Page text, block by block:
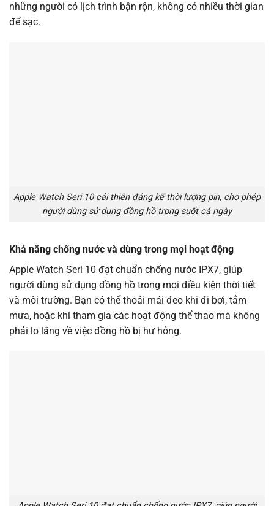
những người có lịch trình bận rộn, không có nhiều thời gian
để sạc.
Apple Watch Seri 10 cải thiện đáng kể thời lượng pin, cho phép
người dùng sử dụng đồng hồ trong suốt cả ngày
Khả năng chống nước và dùng trong mọi hoạt động
Apple Watch Seri 10 đạt chuẩn chống nước IPX7, giúp
người dùng sử dụng đồng hồ trong mọi điều kiện thời tiết
và môi trường. Bạn có thể thoải mái đeo khi đi bơi, tắm
mưa, hoặc khi tham gia các hoạt động thể thao mà không
phải lo lắng về việc đồng hồ bị hư hỏng.